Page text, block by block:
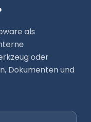
als
oder
Dokumenten und